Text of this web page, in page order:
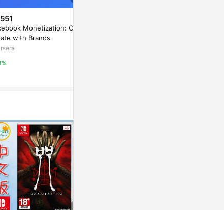
Monetization: Colla
with Brands